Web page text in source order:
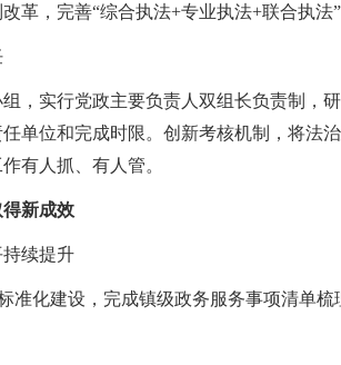
革，完善“综合执法+专业执法+联合执法”
实行党政主要负责人双组长负责制，
单位和完成时限。创新考核机制，将法
有人抓、有人管。
新成效
续提升
准化建设，完成镇级政务服务事项清单梳